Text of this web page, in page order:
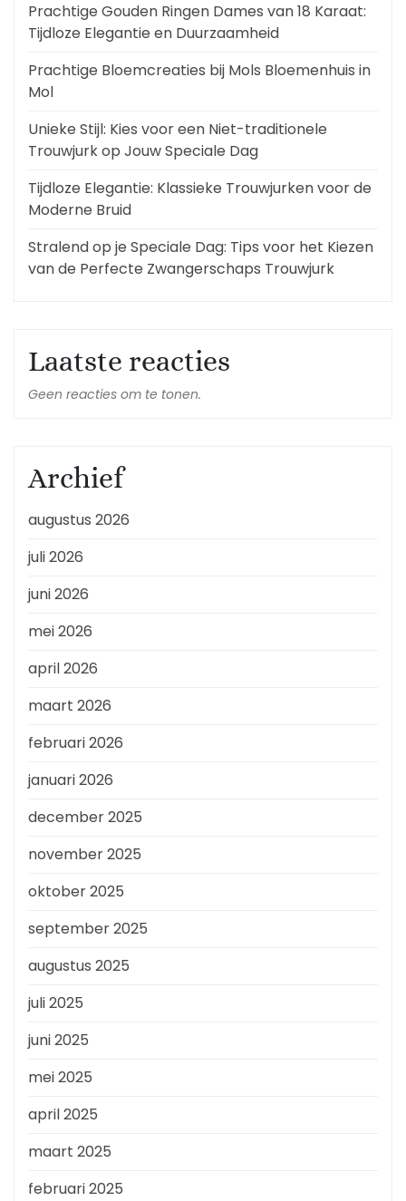
Prachtige Gouden Ringen Dames van 18 Karaat:
Tijdloze Elegantie en Duurzaamheid
Prachtige Bloemcreaties bij Mols Bloemenhuis in
Mol
Unieke Stijl: Kies voor een Niet-traditionele
Trouwjurk op Jouw Speciale Dag
Tijdloze Elegantie: Klassieke Trouwjurken voor de
Moderne Bruid
Stralend op je Speciale Dag: Tips voor het Kiezen
van de Perfecte Zwangerschaps Trouwjurk
Laatste reacties
Geen reacties om te tonen.
Archief
augustus 2026
juli 2026
juni 2026
mei 2026
april 2026
maart 2026
februari 2026
januari 2026
december 2025
november 2025
oktober 2025
september 2025
augustus 2025
juli 2025
juni 2025
mei 2025
april 2025
maart 2025
februari 2025